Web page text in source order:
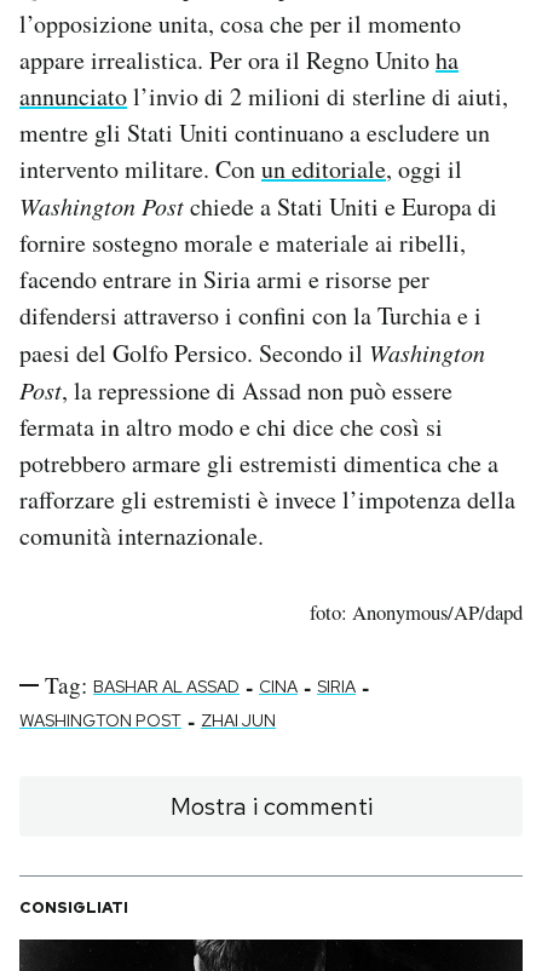
l’opposizione unita, cosa che per il momento
appare irrealistica. Per ora il Regno Unitoha
annunciatol’invio di 2 milioni di sterline di aiuti,
mentre gli Stati Uniti continuano a escludere un
intervento militare. Conun editoriale, oggi il
Washington Postchiede a Stati Uniti e Europa di
fornire sostegno morale e materiale ai ribelli,
facendo entrare in Siria armi e risorse per
difendersi attraverso i confini con la Turchia e i
paesi del Golfo Persico. Secondo il Washington
Post, la repressione di Assad non può essere
fermata in altro modo e chi dice che così si
potrebbero armare gli estremisti dimentica che a
rafforzare gli estremisti è invece l’impotenza della
comunità internazionale.
foto: Anonymous/AP/dapd
Tag: BASHAR AL ASSAD - CINA - SIRIA -
WASHINGTON POST - ZHAI JUN
Mostra i commenti
CONSIGLIATI